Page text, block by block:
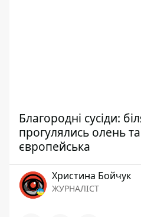
Благородні сусіди:
прогулялись олень
європейська
Христина Бойчук
ЖУРНАЛІСТ